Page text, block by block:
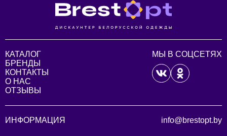
КАТАЛОГ
БРЕНДЫ
КОНТАКТЫ
О НАС
ОТЗЫВЫ
МЫ В СОЦСЕТЯХ
ИНФОРМАЦИЯ info@brestopt.by